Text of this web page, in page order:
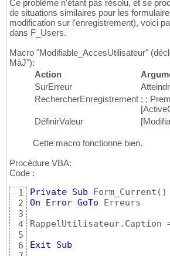
Ce problème n'étant pas résolu, et se
de situations similaires pour les
modification sur l'enregistrement), voici
dans F_Users.
Macro "Modifiable_AccesUtilisateur"
MàJ"):
Action
SurErreur
RechercherEnregistrement ; ;
DéfinirValeur
Cette macro fonctionne bien.
Procédure VBA:
Code :
1
2
3
4
5
6
Private Sub Form_Current ( )
On
Error GoTo Erreurs
RappelUtilisateur.Caption
Exit
Sub